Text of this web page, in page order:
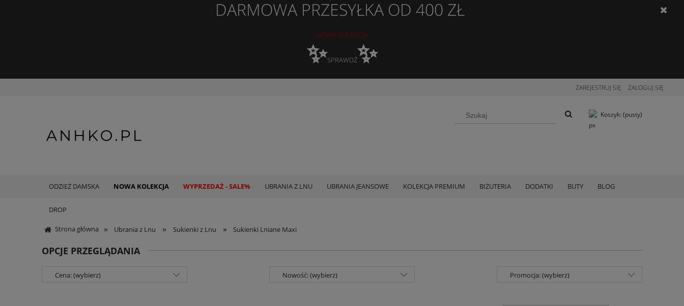
DARMOWA PRZESYŁKA OD 400 ZŁ
NOWA KOLEKCJA
✨SPRAWDŹ✨
ZAREJESTRUJ SIĘ ZALOGUJ SIĘ
Koszyk: (pusty)
ODZIEŻ DAMSKA NOWA KOLEKCJA WYPRZEDAŻ - SALE% UBRANIA Z LNU UBRANIA JEANSOWE KOLEKCJA PREMIUM BIŻUTERIA DODATKI BUTY BLOG
DROP
Strona główna » Ubrania z Lnu » Sukienki z Lnu » Sukienki Lniane Maxi
OPCJE PRZEGLĄDANIA
Cena: (wybierz) Nowość: (wybierz) Promocja: (wybierz)